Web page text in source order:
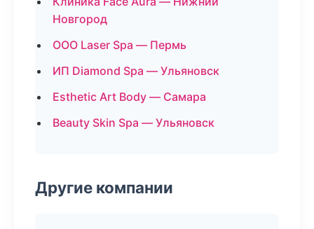
Новгород
ООО Laser Spa — Пермь
ИП Diamond Spa — Ульяновск
Esthetic Art Body — Самара
Beauty Skin Spa — Ульяновск
Другие компании